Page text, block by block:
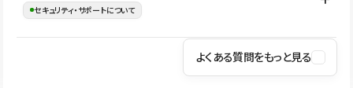
す。
の暗号化、データ保護、アクセス管理、脆弱性対策など、複数の観
はSSL/TLSによる通信暗号化に対応しており、悪質なスクリプトの
セキュリティ・サポートについて
操作方法や機能については、ヘルプセンターでご確認いただけま
よくある質問をもっと見る